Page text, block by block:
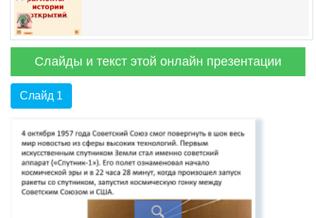
Слайды и текст этой онлайн презентации
Слайд 1